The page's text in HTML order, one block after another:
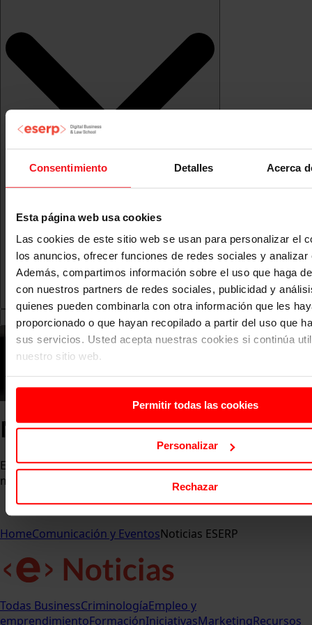
Consentimiento Detalles Acerca
Esta página web usa cookies
Las cookies de este sitio web se usan para personalizar el
los anuncios, ofrecer funciones de redes sociales y analizar
Además, compartimos información sobre el uso que haga
con nuestros partners de redes sociales, publicidad y
quienes pueden combinarla con otra información que les
proporcionado o que hayan recopilado a partir del uso que
sus servicios. Usted acepta nuestras cookies si continúa
nuestro sitio web.
Permitir todas las cookies
Personalizar
Rechazar
Noticias ESERP
Entérate de las últimas novedades, eventos y logros que
marcan el pulso de la comunidad ESERP.
HomeComunicación y EventosNoticias ESERP
Todas BusinessCriminologíaEmpleo y
emprendimientoFormaciónIniciativasMarketingRecursos